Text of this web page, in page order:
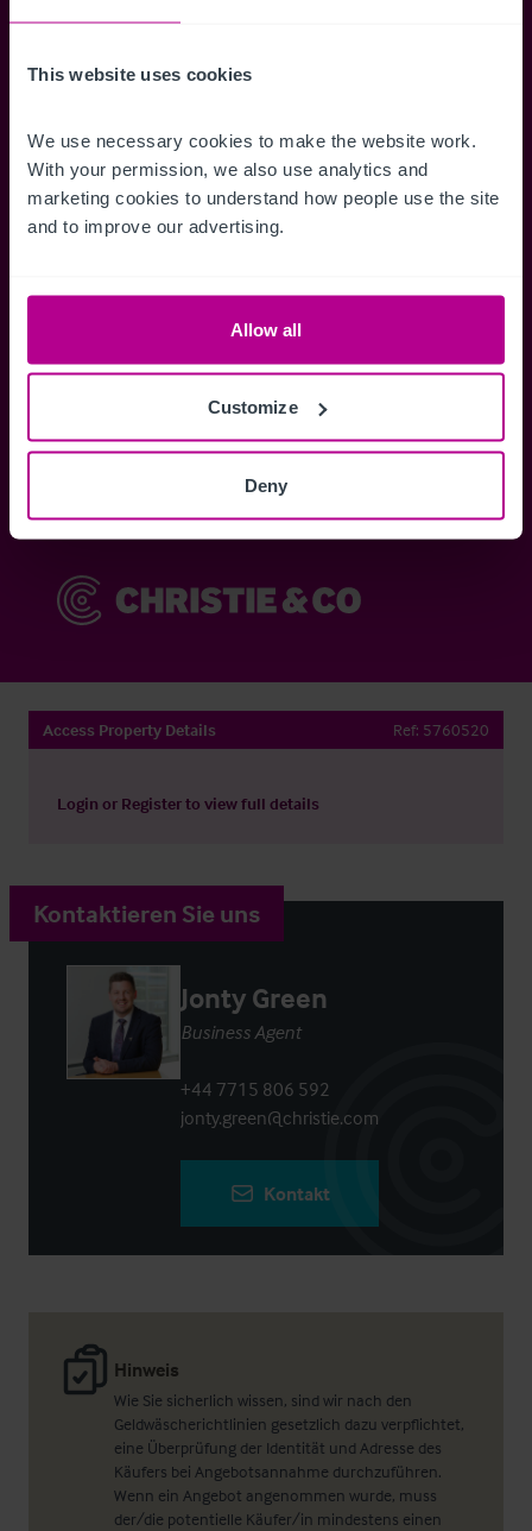
This website uses cookies
We use necessary cookies to make the website work.
With your permission, we also use analytics and
marketing cookies to understand how people use the site
and to improve our advertising.
Allow all
Customize
Deny
erhalten.
Zugriff auf alle
Informationen
Erhalten Sie Zugriff auf alle
Mitglieder.
Speichern
und einfach
Anmelden
Sie haben bereits ein Konto? Jetzt anmelden
Access Property Details Ref: 5760520
Login or Registerto view full details
Hinweis
Wie Sie sicherlich wissen, sind wir nach den
Geldwäscherichtlinien gesetzlich dazu verpflichtet,
eine Überprüfung der Identität und Adresse des
Käufers bei Angebotsannahme durchzuführen.
Wenn ein Angebot angenommen wurde, muss
der/die potentielle Käufer/in mindestens einen
Kontaktieren Sie uns
Jonty Green
Business Agent
+44 7715 806 592
jonty.green@christie.com
Kontakt